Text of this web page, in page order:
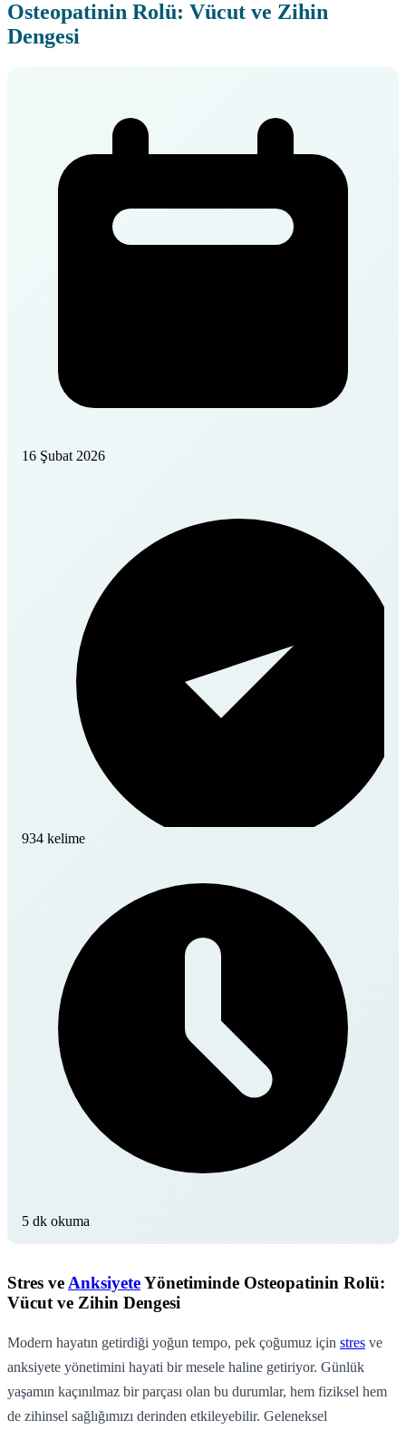
Osteopatinin Rolü: Vücut ve Zihin
Dengesi
16 Şubat 2026
934 kelime
5 dk okuma
Stres ve AnksiyeteYönetiminde Osteopatinin Rolü:
Vücut ve Zihin Dengesi
Modern hayatın getirdiği yoğun tempo, pek çoğumuz için stres ve
anksiyete yönetimini hayati bir mesele haline getiriyor. Günlük
yaşamın kaçınılmaz bir parçası olan bu durumlar, hem fiziksel hem
de zihinsel sağlığımızı derinden etkileyebilir. Geleneksel